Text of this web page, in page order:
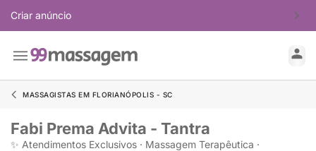
Criar anúncio
MASSAGISTAS EM FLORIANÓPOLIS - SC
Fabi Prema Advita - Tantra
✨ Atendimentos Exclusivos · Massagem Terapêutica ·